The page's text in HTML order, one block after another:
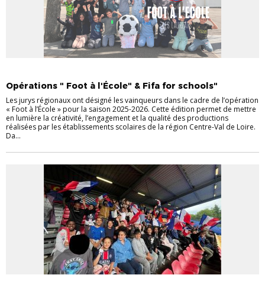
Opérations " Foot à l'École" & Fifa for schools"
Les jurys régionaux ont désigné les vainqueurs dans le cadre de l’opération
« Foot à l’École » pour la saison 2025-2026. Cette édition permet de mettre
en lumière la créativité, l’engagement et la qualité des productions
réalisées par les établissements scolaires de la région Centre-Val de Loire.
Da...